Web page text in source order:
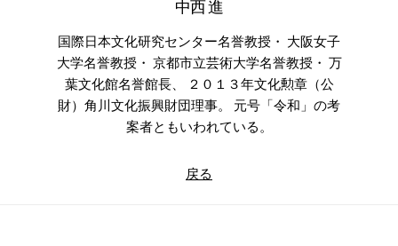
中西 進
国際日本文化研究センター名誉教授・ 大阪女子
大学名誉教授・ 京都市立芸術大学名誉教授・ 万
葉文化館名誉館長、 ２０１３年文化勲章（公
財）角川文化振興財団理事。 元号「令和」の考
案者ともいわれている。
戻る